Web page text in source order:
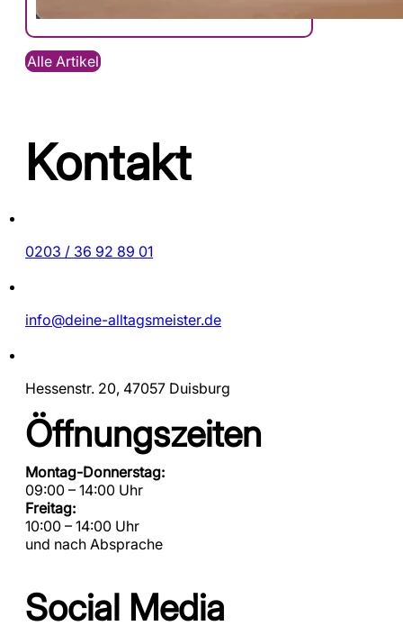
Alle Artikel
Kontakt
0203 / 36 92 89 01
info@deine-alltagsmeister.de
Hessenstr. 20, 47057 Duisburg
Öffnungszeiten
Montag-Donnerstag:
09:00 – 14:00 Uhr
Freitag:
10:00 – 14:00 Uhr
und nach Absprache
Social Media